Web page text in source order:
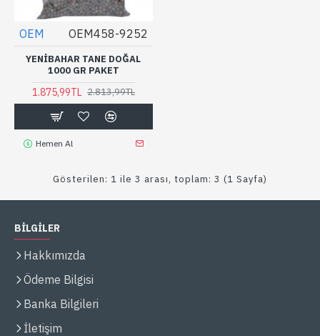
OEM OEM458-9252
YENIBAHAR TANE DOĞAL
1000 GR PAKET
1.875,99TL 2.813,99TL
Hemen Al
Gösterilen: 1 ile 3 arası, toplam: 3 (1 Sayfa)
BİLGİLER
Hakkımızda
Ödeme Bilgisi
Banka Bilgileri
İletişim